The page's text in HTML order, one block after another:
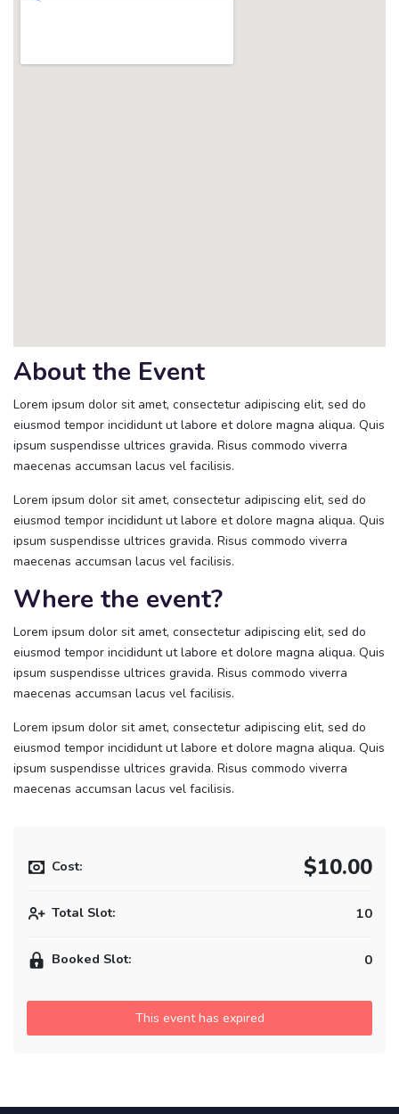
About the Event
Lorem ipsum dolor sit amet, consectetur adipiscing elit, sed do
eiusmod tempor incididunt ut labore et dolore magna aliqua. Quis
ipsum suspendisse ultrices gravida. Risus commodo viverra
maecenas accumsan lacus vel facilisis.
Lorem ipsum dolor sit amet, consectetur adipiscing elit, sed do
eiusmod tempor incididunt ut labore et dolore magna aliqua. Quis
ipsum suspendisse ultrices gravida. Risus commodo viverra
maecenas accumsan lacus vel facilisis.
Where the event?
Lorem ipsum dolor sit amet, consectetur adipiscing elit, sed do
eiusmod tempor incididunt ut labore et dolore magna aliqua. Quis
ipsum suspendisse ultrices gravida. Risus commodo viverra
maecenas accumsan lacus vel facilisis.
Lorem ipsum dolor sit amet, consectetur adipiscing elit, sed do
eiusmod tempor incididunt ut labore et dolore magna aliqua. Quis
ipsum suspendisse ultrices gravida. Risus commodo viverra
maecenas accumsan lacus vel facilisis.
Cost: $10.00
Total Slot: 10
Booked Slot: 0
This event has expired